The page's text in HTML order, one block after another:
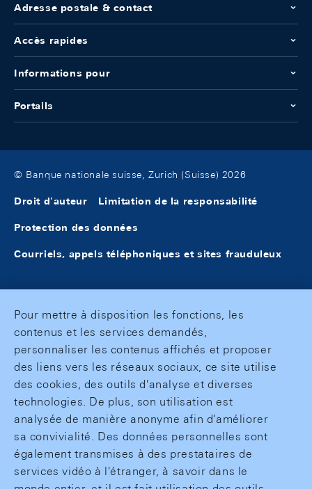
Adresse postale & contact
Accès rapides
Informations pour
Portails
© Banque nationale suisse, Zurich (Suisse) 2026
Droit d'auteur Limitation de la responsabilité
Protection des données
Courriels, appels téléphoniques et sites frauduleux
Pour mettre à disposition les fonctions, les
contenus et les services demandés,
personnaliser les contenus affichés et proposer
des liens vers les réseaux sociaux, ce site utilise
des cookies, des outils d'analyse et diverses
technologies. De plus, son utilisation est
analysée de manière anonyme afin d'améliorer
sa convivialité. Des données personnelles sont
également transmises à des prestataires de
services vidéo à l'étranger, à savoir dans le